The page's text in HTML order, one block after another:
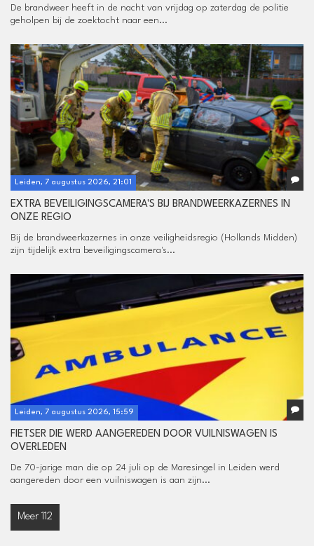
De brandweer heeft in de nacht van vrijdag op zaterdag de politie
geholpen bij de zoektocht naar een...
Leiden, 7 augustus 2026, 21:01
EXTRA BEVEILIGINGSCAMERA'S BIJ BRANDWEERKAZERNES IN
ONZE REGIO
Bij de brandweerkazernes in onze veiligheidsregio (Hollands Midden)
zijn tijdelijk extra beveiligingscamera's...
Leiden, 7 augustus 2026, 15:59
FIETSER DIE WERD AANGEREDEN DOOR VUILNISWAGEN IS
OVERLEDEN
De 70-jarige man die op 24 juli op de Maresingel in Leiden werd
aangereden door een vuilniswagen is aan zijn...
Meer 112